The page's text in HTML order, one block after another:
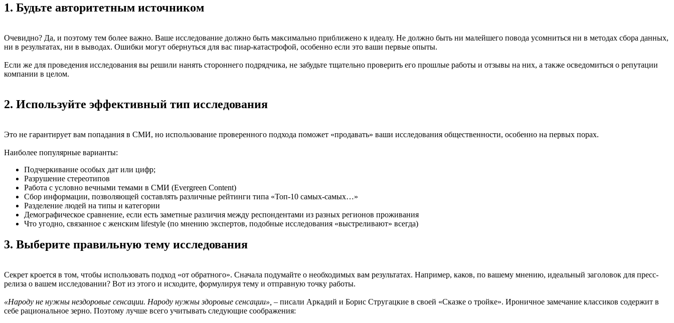
1. Будьте авторитетным источником
Очевидно? Да, и поэтому тем более важно. Ваше исследование должно быть максимально приближено к идеалу. Не должно быть ни малейшего повода усомниться ни в методах сбора данных,
ни в результатах, ни в выводах. Ошибки могут обернуться для вас пиар-катастрофой, особенно если это ваши первые опыты.
Если же для проведения исследования вы решили нанять стороннего подрядчика, не забудьте тщательно проверить его прошлые работы и отзывы на них, а также осведомиться о репутации
компании в целом.
2. Используйте эффективный тип исследования
Это не гарантирует вам попадания в СМИ, но использование проверенного подхода поможет «продавать» ваши исследования общественности, особенно на первых порах.
Наиболее популярные варианты:
Подчеркивание особых дат или цифр;
Разрушение стереотипов
Работа с условно вечными темами в СМИ (Evergreen Content)
Сбор информации, позволяющей составлять различные рейтинги типа «Топ-10 самых-самых…»
Разделение людей на типы и категории
Демографическое сравнение, если есть заметные различия между респондентами из разных регионов проживания
Что угодно, связанное с женским lifestyle (по мнению экспертов, подобные исследования «выстреливают» всегда)
3. Выберите правильную тему исследования
Секрет кроется в том, чтобы использовать подход «от обратного». Сначала подумайте о необходимых вам результатах. Например, каков, по вашему мнению, идеальный заголовок для пресс-
релиза о вашем исследовании? Вот из этого и исходите, формулируя тему и отправную точку работы.
«Народу не нужны нездоровые сенсации. Народу нужны здоровые сенсации», – писали Аркадий и Борис Стругацкие в своей «Сказке о тройке». Ироничное замечание классиков содержит в
себе рациональное зерно. Поэтому лучше всего учитывать следующие соображения: